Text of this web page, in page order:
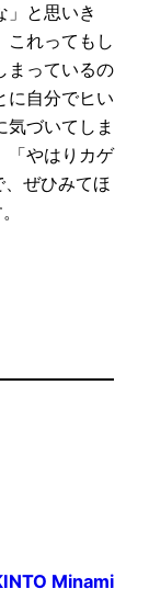
」と思いき
これってもし
まっているの
に自分でヒい
づいてしま
「やはりカゲ
ぜひみてほ
Minami